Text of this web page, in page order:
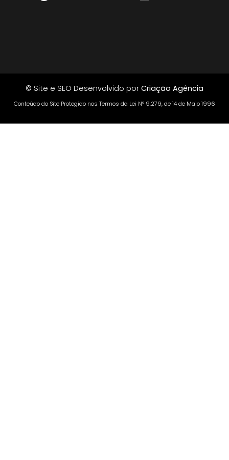
© Site e SEO Desenvolvido por Criação Agência
Conteúdo do Site Protegido nos Termos da Lei Nº 9.279, de 14 de Maio 1996